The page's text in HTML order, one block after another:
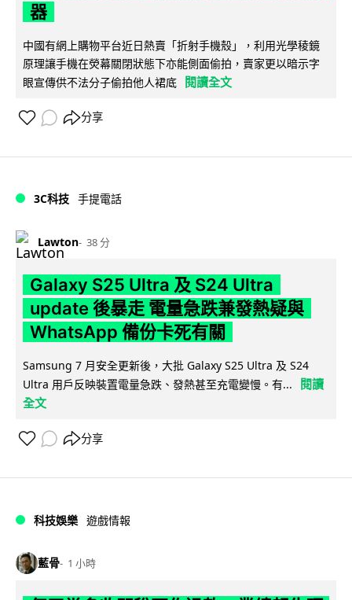
器
中國有網上購物平台近日熱賣「折射手機殼」，利用光學稜鏡
原理讓手機在熒幕關閉狀態下亦能側面偷拍，賣家更以暗示字
眼宣傳供不法分子偷拍他人裙底
閱讀全文
分享
3C科技 手提電話
Lawton 38 分
Galaxy S25 Ultra 及 S24 Ultra
update 後暴走 電量急跌兼發熱疑與
WhatsApp 備份卡死有關
Samsung 7 月安全更新後，大批 Galaxy S25 Ultra 及 S24
Ultra 用戶反映裝置電量急跌、發熱甚至充電變慢。有...
閱讀
全文
分享
科技娛樂 遊戲情報
藍骨 1 小時